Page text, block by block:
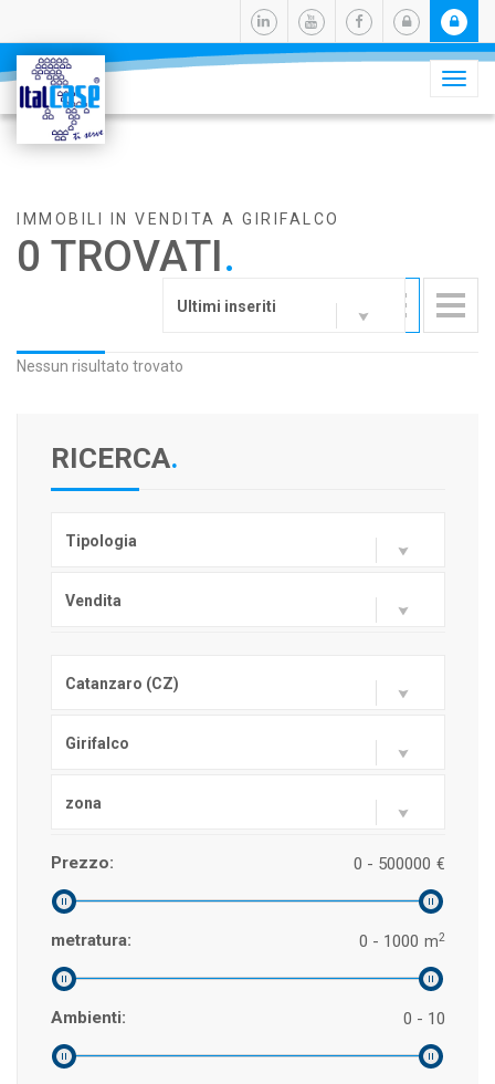
IMMOBILI IN VENDITA A GIRIFALCO
0 TROVATI.
Ultimi inseriti
Nessun risultato trovato
RICERCA.
Tipologia
Vendita
Catanzaro (CZ)
Girifalco
zona
Prezzo: €
0 - 500000
metratura: m2
0 - 1000
Ambienti: 0 - 10